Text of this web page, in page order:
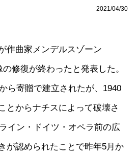
2021/04/30
作曲家メンデルスゾーン
の修復が終わったと発表した。
ら寄贈で建立されたが、1940
とからナチスによって破壊さ
イン・ドイツ・オペラ前の広
が認められたことで昨年5月か